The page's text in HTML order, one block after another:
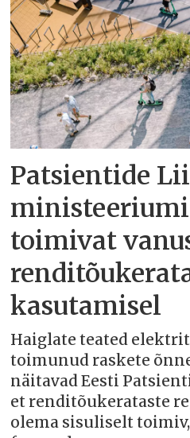
Patsientide
toimivat
kasutamisel
Haiglate teated
toimunud raskete
näitavad Eesti
et renditõukerataste
olema sisuliselt